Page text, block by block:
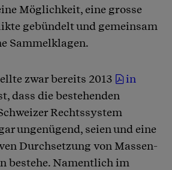
Möglichkeit, eine grosse
gebündelt und gemeinsam
Sammelklagen.
zwar bereits 2013
in
dass die bestehenden
Rechtssystem
ungenügend, seien und eine
Durchsetzung von Massen-
bestehe. Namentlich im